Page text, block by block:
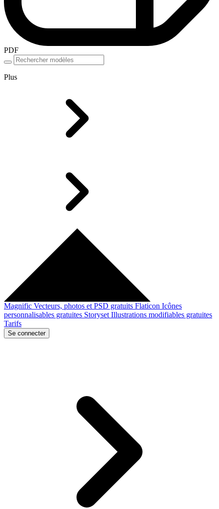
PDF
Plus
Magnific Vecteurs, photos et PSD gratuits Flaticon Icônes
personnalisables gratuites Storyset Illustrations modifiables gratuites
Tarifs
Se connecter